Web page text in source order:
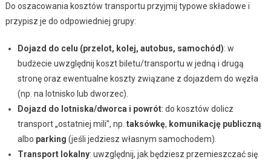
Do oszacowania kosztów transportu przyjmij typowe składowe i
przypisz je do odpowiedniej grupy:
Dojazd do celu (przelot, kolej, autobus, samochód): w
budżecie uwzględnij koszt biletu/transportu w jedną i drugą
stronę oraz ewentualne koszty związane z dojazdem do węzła
(np. na lotnisko lub dworzec).
Dojazd do lotniska/dworca i powrót: do kosztów dolicz
transport „ostatniej mili”, np. taksówkę, komunikację publiczną
albo parking (jeśli jedziesz własnym samochodem).
Transport lokalny: uwzględnij, jak będziesz przemieszczać się